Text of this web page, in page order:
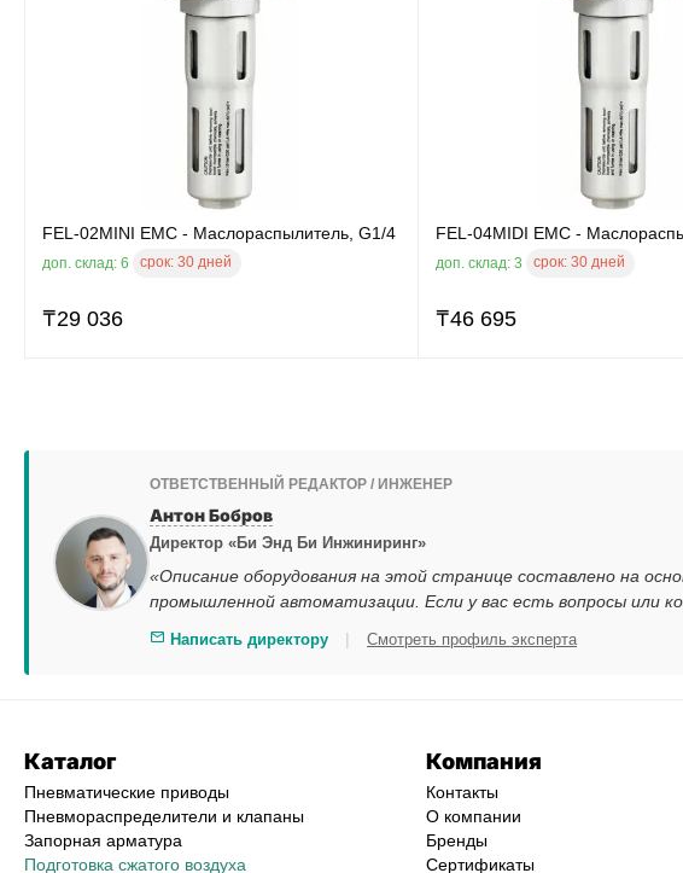
FEL-02MINI EMC - Маслораспылитель, G1/4
доп. склад: 6 срок: 30 дней
₸29 036
FEL-04MIDI EMC -
доп. склад: 3 срок: 30 дней
₸46 695
ОТВЕТСТВЕННЫЙ РЕДАКТОР / ИНЖЕНЕР
Антон Бобров
Директор «Би Энд Би Инжиниринг»
«Описание оборудования на этой странице составлено на
промышленной автоматизации. Если у вас есть вопросы или
Написать директору | Смотреть профиль эксперта
Каталог
Пневматические приводы
Пневмораспределители и клапаны
Запорная арматура
Подготовка сжатого воздуха
Компания
Контакты
О компании
Бренды
Сертификаты